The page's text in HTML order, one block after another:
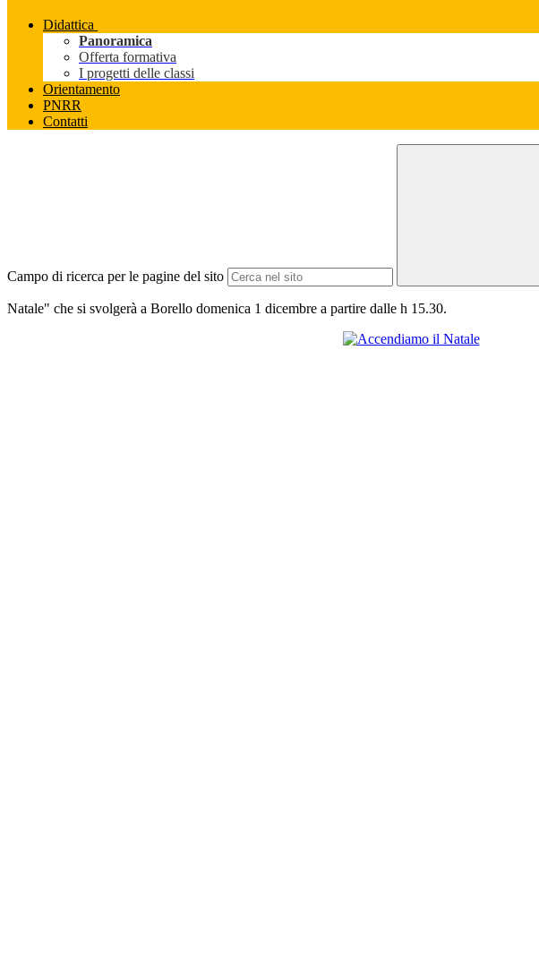
Didattica
Panoramica
Offerta formativa
I progetti delle classi
Orientamento
PNRR
Contatti
Campo di ricerca per le pagine del sito
Natale" che si svolgerà a Borello domenica 1 dicembre a partire dalle h 15.30.